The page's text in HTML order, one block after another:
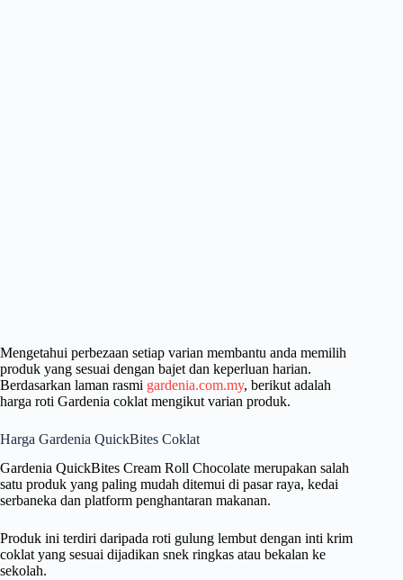
Mengetahui perbezaan setiap varian membantu anda memilih
produk yang sesuai dengan bajet dan keperluan harian.
Berdasarkan laman rasmi gardenia.com.my, berikut adalah
harga roti Gardenia coklat mengikut varian produk.
Harga Gardenia QuickBites Coklat
Gardenia QuickBites Cream Roll Chocolate merupakan salah
satu produk yang paling mudah ditemui di pasar raya, kedai
serbaneka dan platform penghantaran makanan.
Produk ini terdiri daripada roti gulung lembut dengan inti krim
coklat yang sesuai dijadikan snek ringkas atau bekalan ke
sekolah.